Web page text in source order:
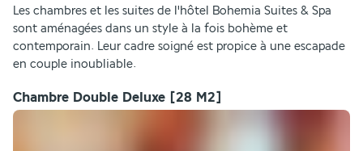
Les chambres et les suites de l'hôtel Bohemia Suites & Spa
sont aménagées dans un style à la fois bohème et
contemporain. Leur cadre soigné est propice à une escapade
en couple inoubliable.
Chambre Double Deluxe [28 M2]